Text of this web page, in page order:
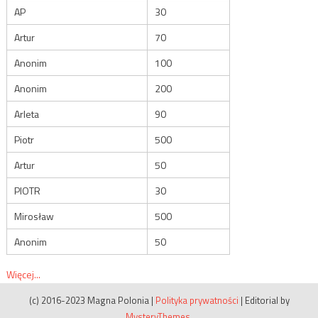
AP
30
Artur
70
Anonim
100
Anonim
200
Arleta
90
Piotr
500
Artur
50
PIOTR
30
Mirosław
500
Anonim
50
Więcej...
(c) 2016-2023 Magna Polonia | Polityka prywatności | Editorial by